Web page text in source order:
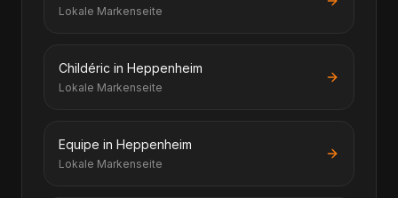
Lokale Markenseite
Childéric in Heppenheim
Lokale Markenseite
Equipe in Heppenheim
Lokale Markenseite